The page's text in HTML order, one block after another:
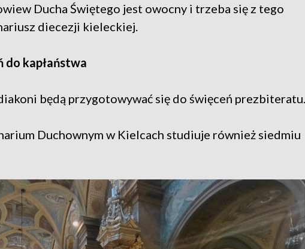
Ducha Świętego jest owocny i trzeba się z tego
diecezji kieleckiej.
kapłaństwa
będą przygotowywać się do święceń prezbiteratu.
Duchownym w Kielcach studiuje również siedmiu